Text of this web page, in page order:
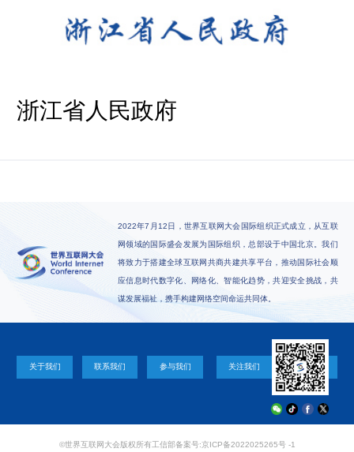
浙江省人民政府
2022年7月12日，世界互联网大会国际组织正式成立，从互联
网领域的国际盛会发展为国际组织，总部设于中国北京。我们
将致力于搭建全球互联网共商共建共享平台，推动国际社会顺
应信息时代数字化、网络化、智能化趋势，共迎安全挑战，共
谋发展福祉，携手构建网络空间命运共同体。
关于我们 联系我们 参与我们 关注我们
©世界互联网大会版权所有工信部备案号:京ICP备2022025265号 -1